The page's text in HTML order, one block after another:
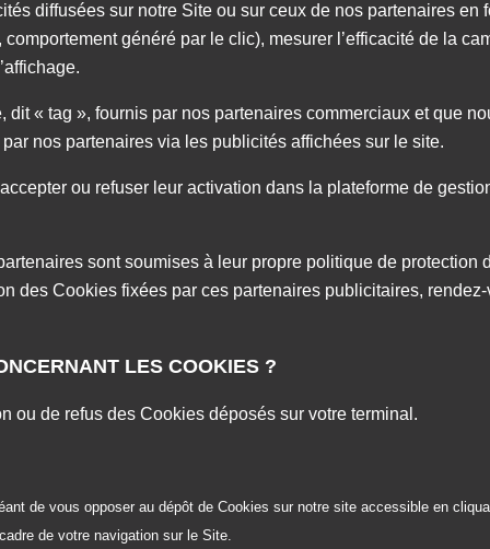
diffusées sur notre Site ou sur ceux de nos partenaires en
généré par le clic), mesurer l’efficacité de la
« tag », fournis par nos partenaires commerciaux et que
nos partenaires via les publicités affichées sur le site.
ou refuser leur activation dans la plateforme de
sont soumises à leur propre politique de protection
des Cookies fixées par ces partenaires publicitaires,
LES COOKIES ?
ou de refus des Cookies déposés sur votre terminal.
de vous opposer au dépôt de Cookies sur notre site accessible en
de votre navigation sur le Site.